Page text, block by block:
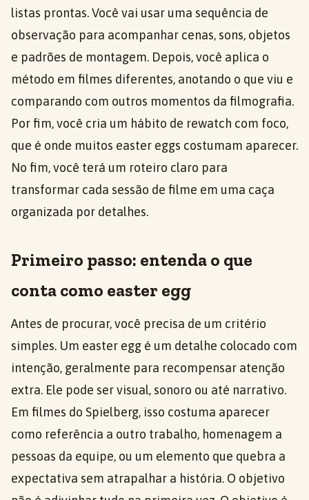
listas prontas. Você vai usar uma sequência de
observação para acompanhar cenas, sons, objetos
e padrões de montagem. Depois, você aplica o
método em filmes diferentes, anotando o que viu e
comparando com outros momentos da filmografia.
Por fim, você cria um hábito de rewatch com foco,
que é onde muitos easter eggs costumam aparecer.
No fim, você terá um roteiro claro para
transformar cada sessão de filme em uma caça
organizada por detalhes.
Primeiro passo: entenda o que
conta como easter egg
Antes de procurar, você precisa de um critério
simples. Um easter egg é um detalhe colocado com
intenção, geralmente para recompensar atenção
extra. Ele pode ser visual, sonoro ou até narrativo.
Em filmes do Spielberg, isso costuma aparecer
como referência a outro trabalho, homenagem a
pessoas da equipe, ou um elemento que quebra a
expectativa sem atrapalhar a história. O objetivo